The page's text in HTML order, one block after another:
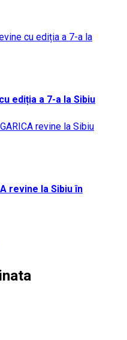
ediția a 7-a la Sibiu
revine la Sibiu în